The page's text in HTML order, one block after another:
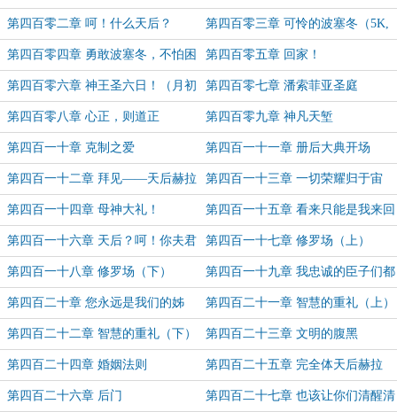
（鹦鹉）神王
第四百零二章 呵！什么天后？ 第四百零三章 可怜的波塞冬（5K,
月底求月票~~~）
第四百零四章 勇敢波塞冬，不怕困
难！永不服输！
第四百零五章 回家！
第四百零六章 神王圣六日！（月初
求月票~~~）
第四百零七章 潘索菲亚圣庭
第四百零八章 心正，则道正 第四百零九章 神凡天堑
第四百一十章 克制之爱 第四百一十一章 册后大典开场
第四百一十二章 拜见——天后赫拉
陛下！！！
第四百一十三章 一切荣耀归于宙
斯！
第四百一十四章 母神大礼！ 第四百一十五章 看来只能是我来回
报了！
第四百一十六章 天后？呵！你夫君
真棒！
第四百一十七章 修罗场（上）
第四百一十八章 修罗场（下） 第四百一十九章 我忠诚的臣子们都
在干什么？！
第四百二十章 您永远是我们的姊
姊！
第四百二十一章 智慧的重礼（上）
第四百二十二章 智慧的重礼（下） 第四百二十三章 文明的腹黑
第四百二十四章 婚姻法则 第四百二十五章 完全体天后赫拉
第四百二十六章 后门 第四百二十七章 也该让你们清醒清